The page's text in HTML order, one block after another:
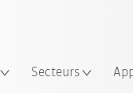
Secteurs